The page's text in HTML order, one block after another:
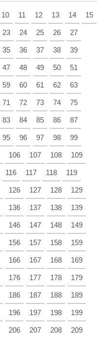
10 11 12 13 14 15
23 24 25 26 27
35 36 37 38 39
47 48 49 50 51
59 60 61 62 63
71 72 73 74 75
83 84 85 86 87
95 96 97 98 99
106 107 108 109
116 117 118 119
126 127 128 129
136 137 138 139
146 147 148 149
156 157 158 159
166 167 168 169
176 177 178 179
186 187 188 189
196 197 198 199
206 207 208 209